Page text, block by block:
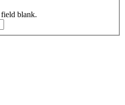
blank.